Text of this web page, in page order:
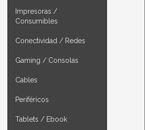
Impresoras /
Consumibles
Conectividad / Redes
Gaming / Consolas
Cables
Periféricos
Tablets / Ebook